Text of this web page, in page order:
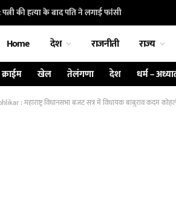
की हत्या के बाद पति ने लगाई फांसी
Home देश राजनीती राज्य
क्राईम खेल तेलंगणा देश धर्म –
: महाराष्ट्र विधानसभा बजट सत्र में विधायक बाबुराव कदम